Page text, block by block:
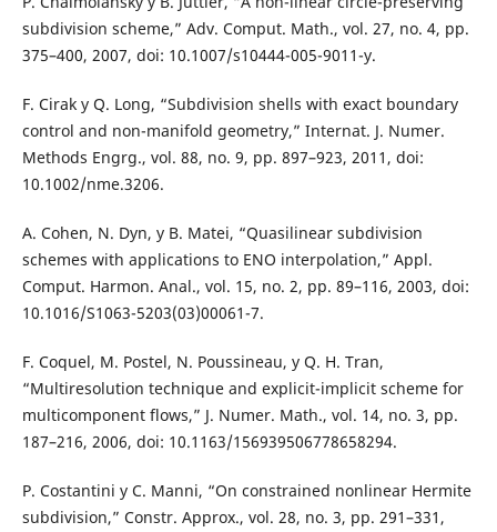
subdivision scheme,” Adv. Comput. Math., vol. 27, no. 4, pp.
375–400, 2007, doi: 10.1007/s10444-005-9011-y.
F. Cirak y Q. Long, “Subdivision shells with exact boundary
control and non-manifold geometry,” Internat. J. Numer.
Methods Engrg., vol. 88, no. 9, pp. 897–923, 2011, doi:
10.1002/nme.3206.
A. Cohen, N. Dyn, y B. Matei, “Quasilinear subdivision
schemes with applications to ENO interpolation,” Appl.
Comput. Harmon. Anal., vol. 15, no. 2, pp. 89–116, 2003, doi:
10.1016/S1063-5203(03)00061-7.
F. Coquel, M. Postel, N. Poussineau, y Q. H. Tran,
“Multiresolution technique and explicit-implicit scheme for
multicomponent flows,” J. Numer. Math., vol. 14, no. 3, pp.
187–216, 2006, doi: 10.1163/156939506778658294.
P. Costantini y C. Manni, “On constrained nonlinear Hermite
subdivision,” Constr. Approx., vol. 28, no. 3, pp. 291–331,